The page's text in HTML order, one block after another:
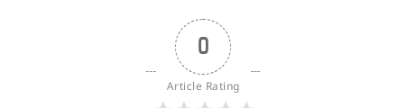
0
Article Rating